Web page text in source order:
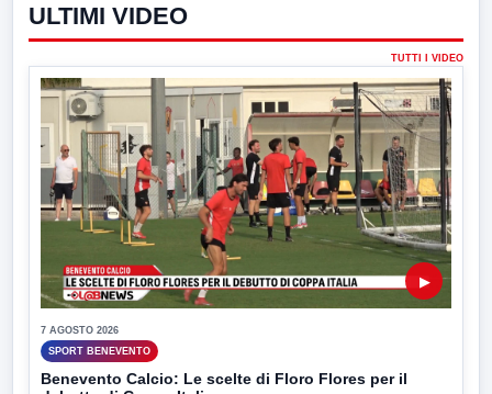
ULTIMI VIDEO
TUTTI I VIDEO
▶
7 AGOSTO 2026
SPORT BENEVENTO
Benevento Calcio: Le scelte di Floro Flores per il